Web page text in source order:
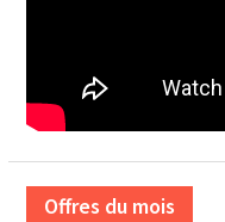
Offres du mois